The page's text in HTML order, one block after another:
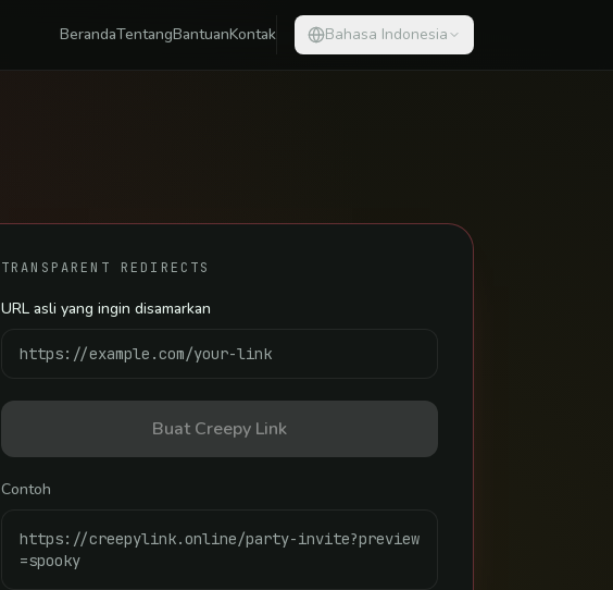
BerandaTentangBantuanKontak Bahasa Indonesia
TRANSPARENT REDIRECTS
URL asli yang ingin disamarkan
Buat Creepy Link
Contoh
https://creepylink.online/party-invite?preview
=spooky